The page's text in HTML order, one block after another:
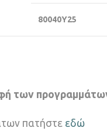
80040Υ25
των
πατήστε εδώ